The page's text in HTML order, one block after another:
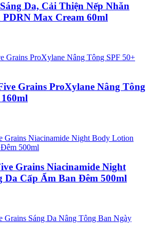
Da, Cải Thiện Nếp Nhăn
Max Cream 60ml
Grains ProXylane Nâng Tông
Grains Niacinamide Night
Da Cấp Ẩm Ban Đêm 500ml